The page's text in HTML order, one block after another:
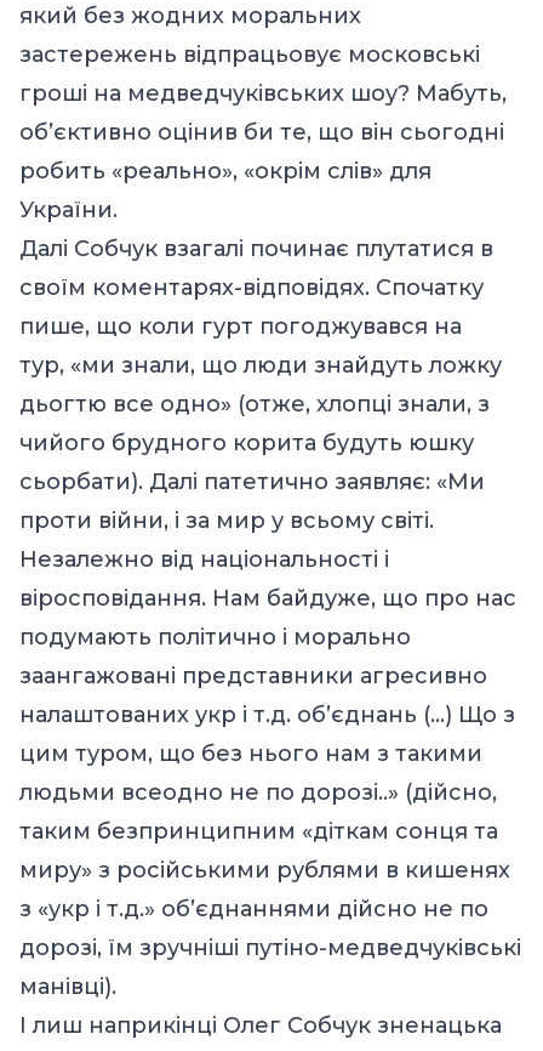
який без жодних моральних
застережень відпрацьовує московські
гроші на медведчуківських шоу? Мабуть,
об’єктивно оцінив би те, що він сьогодні
робить «реально», «окрім слів» для
України.
Далі Собчук взагалі починає плутатися в
своїм коментарях-відповідях. Спочатку
пише, що коли гурт погоджувався на
тур, «ми знали, що люди знайдуть ложку
дьогтю все одно» (отже, хлопці знали, з
чийого брудного корита будуть юшку
сьорбати). Далі патетично заявляє: «Ми
проти війни, і за мир у всьому світі.
Незалежно від національності і
віросповідання. Нам байдуже, що про нас
подумають політично і морально
заангажовані представники агресивно
налаштованих укр і т.д. об’єднань (…) Що з
цим туром, що без нього нам з такими
людьми всеодно не по дорозі..» (дійсно,
таким безпринципним «діткам сонця та
миру» з російськими рублями в кишенях
з «укр і т.д.» об’єднаннями дійсно не по
дорозі, їм зручніші путіно-медведчуківські
манівці).
І лиш наприкінці Олег Собчук зненацька